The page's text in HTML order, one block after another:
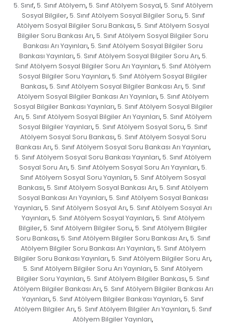
5. Sınıf, 5. Sınıf Atölyem, 5. Sınıf Atölyem Sosyal, 5. Sınıf Atölyem
Sosyal Bilgiler, 5. Sınıf Atölyem Sosyal Bilgiler Soru, 5. Sınıf
Atölyem Sosyal Bilgiler Soru Bankası, 5. Sınıf Atölyem Sosyal
Bilgiler Soru Bankası Arı, 5. Sınıf Atölyem Sosyal Bilgiler Soru
Bankası Arı Yayınları, 5. Sınıf Atölyem Sosyal Bilgiler Soru
Bankası Yayınları, 5. Sınıf Atölyem Sosyal Bilgiler Soru Arı, 5.
Sınıf Atölyem Sosyal Bilgiler Soru Arı Yayınları, 5. Sınıf Atölyem
Sosyal Bilgiler Soru Yayınları, 5. Sınıf Atölyem Sosyal Bilgiler
Bankası, 5. Sınıf Atölyem Sosyal Bilgiler Bankası Arı, 5. Sınıf
Atölyem Sosyal Bilgiler Bankası Arı Yayınları, 5. Sınıf Atölyem
Sosyal Bilgiler Bankası Yayınları, 5. Sınıf Atölyem Sosyal Bilgiler
Arı, 5. Sınıf Atölyem Sosyal Bilgiler Arı Yayınları, 5. Sınıf Atölyem
Sosyal Bilgiler Yayınları, 5. Sınıf Atölyem Sosyal Soru, 5. Sınıf
Atölyem Sosyal Soru Bankası, 5. Sınıf Atölyem Sosyal Soru
Bankası Arı, 5. Sınıf Atölyem Sosyal Soru Bankası Arı Yayınları,
5. Sınıf Atölyem Sosyal Soru Bankası Yayınları, 5. Sınıf Atölyem
Sosyal Soru Arı, 5. Sınıf Atölyem Sosyal Soru Arı Yayınları, 5.
Sınıf Atölyem Sosyal Soru Yayınları, 5. Sınıf Atölyem Sosyal
Bankası, 5. Sınıf Atölyem Sosyal Bankası Arı, 5. Sınıf Atölyem
Sosyal Bankası Arı Yayınları, 5. Sınıf Atölyem Sosyal Bankası
Yayınları, 5. Sınıf Atölyem Sosyal Arı, 5. Sınıf Atölyem Sosyal Arı
Yayınları, 5. Sınıf Atölyem Sosyal Yayınları, 5. Sınıf Atölyem
Bilgiler, 5. Sınıf Atölyem Bilgiler Soru, 5. Sınıf Atölyem Bilgiler
Soru Bankası, 5. Sınıf Atölyem Bilgiler Soru Bankası Arı, 5. Sınıf
Atölyem Bilgiler Soru Bankası Arı Yayınları, 5. Sınıf Atölyem
Bilgiler Soru Bankası Yayınları, 5. Sınıf Atölyem Bilgiler Soru Arı,
5. Sınıf Atölyem Bilgiler Soru Arı Yayınları, 5. Sınıf Atölyem
Bilgiler Soru Yayınları, 5. Sınıf Atölyem Bilgiler Bankası, 5. Sınıf
Atölyem Bilgiler Bankası Arı, 5. Sınıf Atölyem Bilgiler Bankası Arı
Yayınları, 5. Sınıf Atölyem Bilgiler Bankası Yayınları, 5. Sınıf
Atölyem Bilgiler Arı, 5. Sınıf Atölyem Bilgiler Arı Yayınları, 5. Sınıf
Atölyem Bilgiler Yayınları,